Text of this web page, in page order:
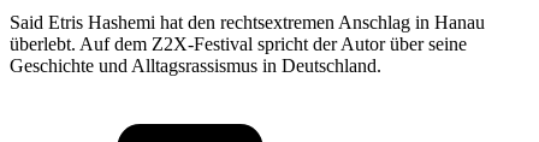
Said Etris Hashemi hat den rechtsextremen Anschlag in Hanau
überlebt. Auf dem Z2X-Festival spricht der Autor über seine
Geschichte und Alltagsrassismus in Deutschland.